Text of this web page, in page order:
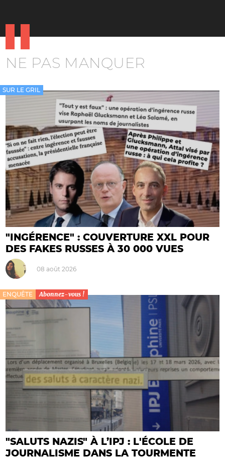
NE PAS MANQUER
SUR LE GRIL
"INGÉRENCE" : COUVERTURE XXL POUR
DES FAKES RUSSES À 30 000 VUES
08 août 2026
ENQUÊTE Abonnez-vous !
"SALUTS NAZIS" À L’IPJ : L'ÉCOLE DE
JOURNALISME DANS LA TOURMENTE